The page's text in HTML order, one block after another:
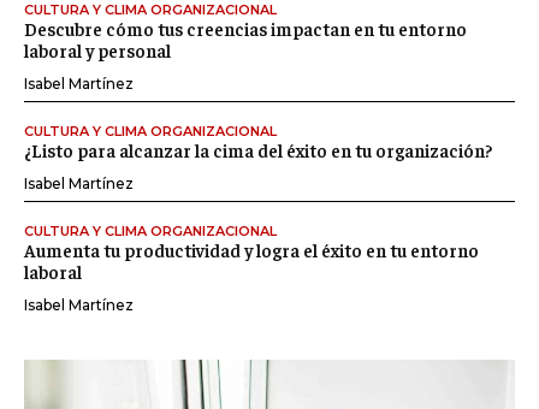
CULTURA Y CLIMA ORGANIZACIONAL
Descubre cómo tus creencias impactan en tu entorno
laboral y personal
Isabel Martínez
CULTURA Y CLIMA ORGANIZACIONAL
¿Listo para alcanzar la cima del éxito en tu organización?
Isabel Martínez
CULTURA Y CLIMA ORGANIZACIONAL
Aumenta tu productividad y logra el éxito en tu entorno
laboral
Isabel Martínez